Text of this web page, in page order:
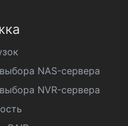
NAS-сервера
NVR-сервера